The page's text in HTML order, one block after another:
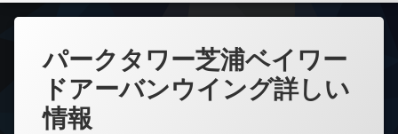
パークタワー芝浦ベイワー
ドアーバンウイング詳しい
情報